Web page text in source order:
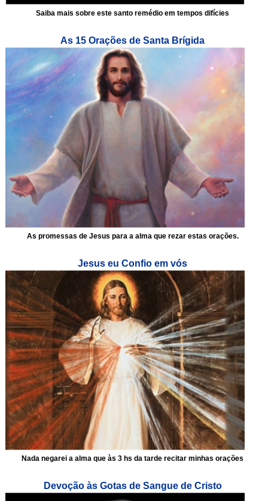
Saiba mais sobre este santo remédio em tempos difícies
As 15 Orações de Santa Brígida
As promessas de Jesus para a alma que rezar estas orações.
Jesus eu Confio em vós
Nada negarei a alma que às 3 hs da tarde recitar minhas orações
Devoção às Gotas de Sangue de Cristo